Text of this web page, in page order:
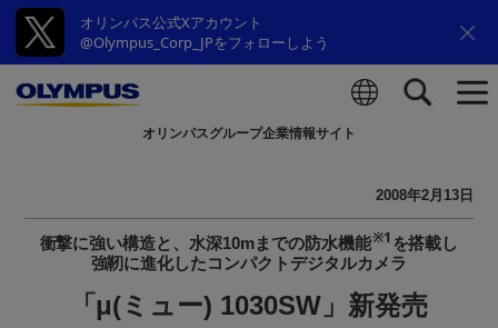
オリンパス公式Xアカウント
@Olympus_Corp_JPをフォローしよう
オリンパスグループ企業情報サイト
2008年2月13日
衝撃に強い構造と、水深10mまでの防水機能※1 を搭載し
強靭に進化したコンパクトデジタルカメラ
「μ(ミュー) 1030SW」新発売